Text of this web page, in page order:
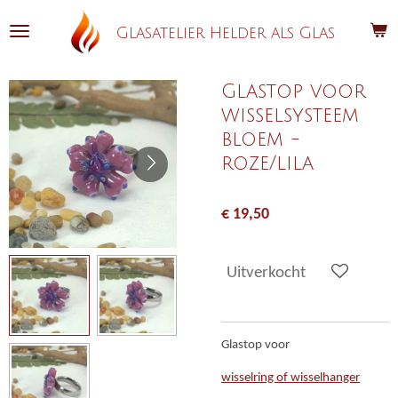
direct
hoofdinhoud
Glasatelier Helder als Glas
Glastop voor
wisselsysteem
bloem -
roze/lila
€ 19,50
Uitverkocht
Glastop voor
wisselring of wisselhanger